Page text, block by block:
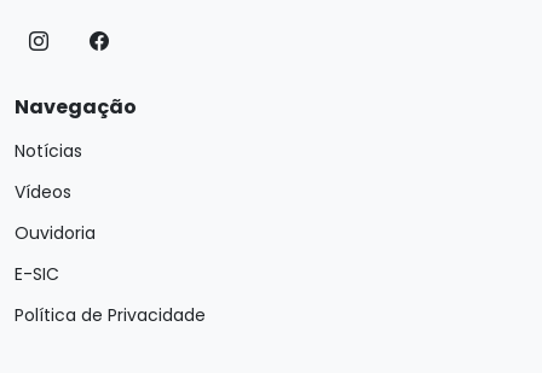
Navegação
Notícias
Vídeos
Ouvidoria
E-SIC
Política de Privacidade